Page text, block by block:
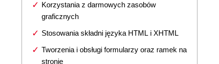
Korzystania z darmowych zasobów
graficznych
Stosowania składni języka HTML i XHTML
Tworzenia i obsługi formularzy oraz ramek na
stronie